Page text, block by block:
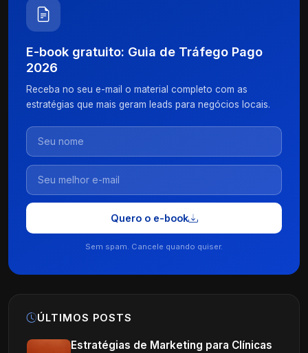
E-book gratuito: Guia de Tráfego Pago
2026
Receba no seu e-mail o material completo com as
estratégias que mais geram leads para negócios locais.
Quero o e-book
Sem spam. Cancele quando quiser.
ÚLTIMOS POSTS
Estratégias de Marketing para Clínicas